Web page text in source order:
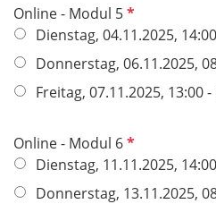
t
f
e
l
d
Online - Modul 5P
f
l
c
t
f
e
Dienstag, 04.11.2025,
Donnerstag, 06.11.2025,
Freitag, 07.11.2025, 13:00
Online - Modul 6P
f
l
Dienstag, 11.11.2025,
Donnerstag, 13.11.2025,